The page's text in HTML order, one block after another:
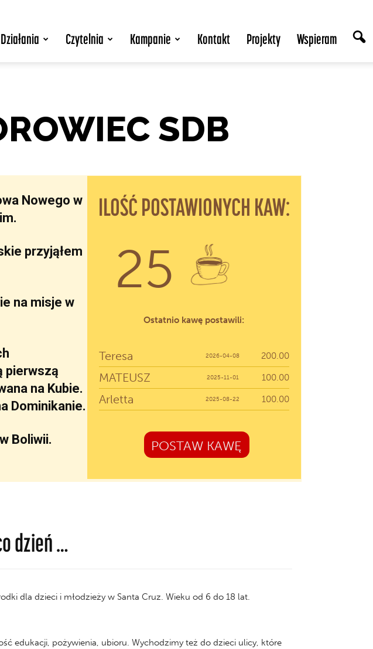
Działania Czytelnia Kampanie Kontakt Projekty Wspieram
SDB
Nowego w
przyjąłem
na misje w
pierwszą
na Kubie.
Dominikanie.
Boliwii.
ILOŚĆ POSTAWIONYCH KAW:
25
Ostatnio kawę postawili:
Teresa 2026-04-08 200.00
MATEUSZ 2025-11-01 100.00
Arletta 2025-08-22 100.00
POSTAW KAWĘ
dzień …
dla dzieci i młodzieży w Santa Cruz. Wieku od 6 do 18 lat.
edukacji, pożywienia, ubioru. Wychodzimy też do dzieci ulicy, które